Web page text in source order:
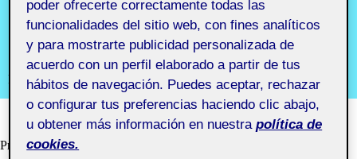
aula 1
Prototipado aula 1
Prototipado aula 1
poder ofrecerte correctamente todas las
funcionalidades del sitio web, con fines analíticos
y para mostrarte publicidad personalizada de
acuerdo con un perfil elaborado a partir de tus
hábitos de navegación. Puedes aceptar, rechazar
o configurar tus preferencias haciendo clic abajo,
u obtener más información en nuestra política de
cookies.